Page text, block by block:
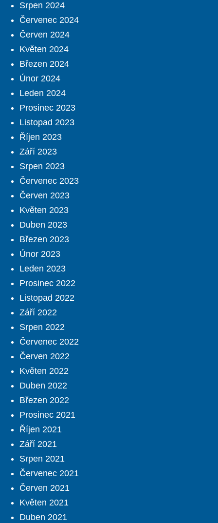
Srpen 2024
Červenec 2024
Červen 2024
Květen 2024
Březen 2024
Únor 2024
Leden 2024
Prosinec 2023
Listopad 2023
Říjen 2023
Září 2023
Srpen 2023
Červenec 2023
Červen 2023
Květen 2023
Duben 2023
Březen 2023
Únor 2023
Leden 2023
Prosinec 2022
Listopad 2022
Září 2022
Srpen 2022
Červenec 2022
Červen 2022
Květen 2022
Duben 2022
Březen 2022
Prosinec 2021
Říjen 2021
Září 2021
Srpen 2021
Červenec 2021
Červen 2021
Květen 2021
Duben 2021